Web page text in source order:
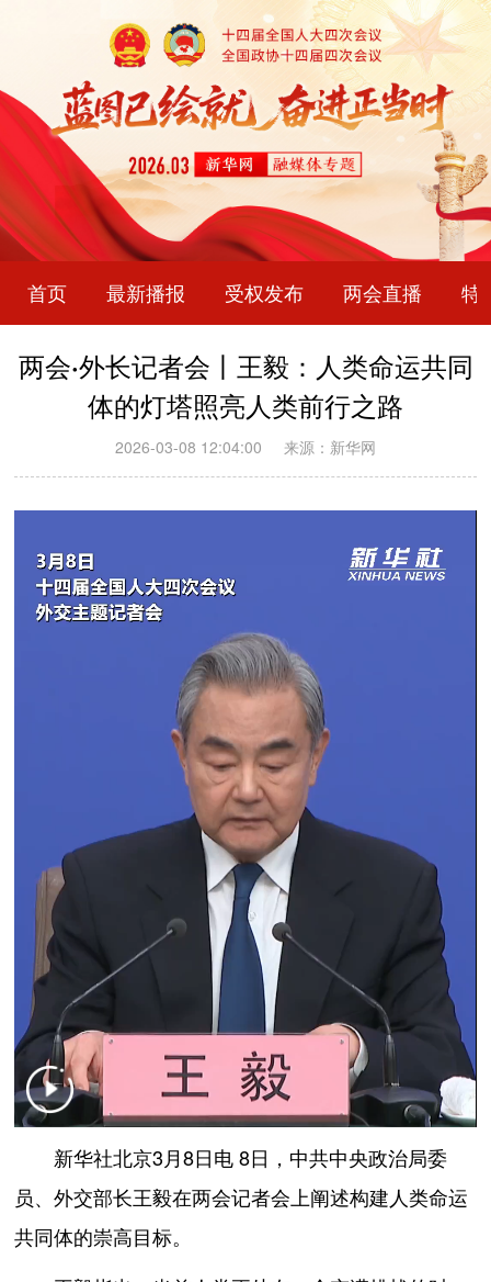
首页 最新播报 受权发布 两会直播 特
两会·外长记者会丨王毅：人类命运共同
体的灯塔照亮人类前行之路
2026-03-08 12:04:00 来源：新华网
新华社北京3月8日电 8日，中共中央政治局委
员、外交部长王毅在两会记者会上阐述构建人类命运
共同体的崇高目标。